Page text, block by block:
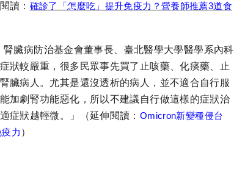
讀： 確診了「怎麼吃」提升免疫力？營養師推薦3道食
臟病防治基金會董事長、臺北醫學大學醫學系內科
狀較嚴重，很多民眾事先買了止咳藥、化痰藥、止
臟病人。尤其是還沒透析的病人，並不適合自行服
加劇腎功能惡化，所以不建議自行做這樣的症狀治
症狀越輕微。」
（延伸閱讀： Omicron新變種侵台
力 ）